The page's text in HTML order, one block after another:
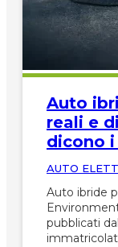
Auto
reali e
dicono
AUTO
Auto ibride
pubblicati